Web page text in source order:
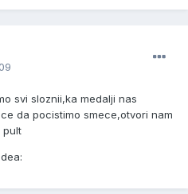
svi sloznii,ka medalji nas
da pocistimo smece,otvori nam
pult